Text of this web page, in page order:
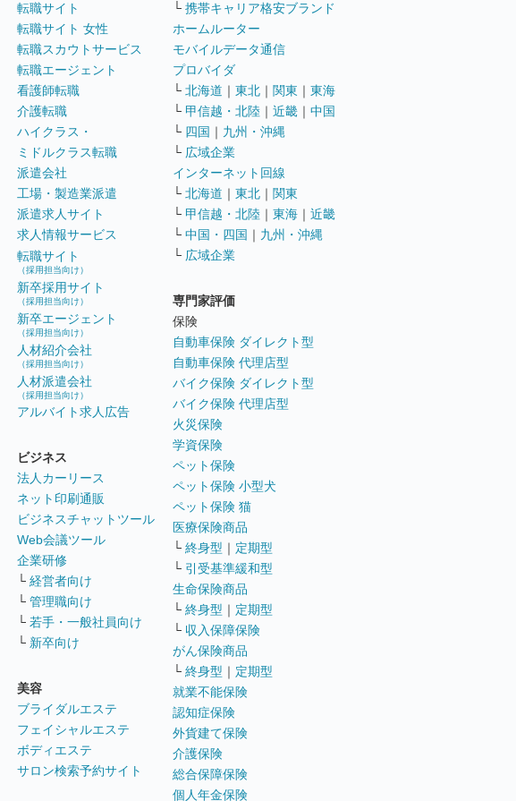
転職サイト
転職サイト 女性
転職スカウトサービス
転職エージェント
看護師転職
介護転職
ハイクラス・
ミドルクラス転職
派遣会社
工場・製造業派遣
派遣求人サイト
求人情報サービス
転職サイト
（採用担当向け）
新卒採用サイト
（採用担当向け）
新卒エージェント
（採用担当向け）
人材紹介会社
（採用担当向け）
人材派遣会社
（採用担当向け）
アルバイト求人広告
ビジネス
法人カーリース
ネット印刷通販
ビジネスチャットツール
Web会議ツール
企業研修
└ 経営者向け
└ 管理職向け
└ 若手・一般社員向け
└ 新卒向け
美容
ブライダルエステ
フェイシャルエステ
ボディエステ
サロン検索予約サイト
└ 携帯キャリア格安ブランド
ホームルーター
モバイルデータ通信
プロバイダ
└ 北海道 ｜ 東北 ｜ 関東 ｜ 東海
└ 甲信越・北陸 ｜ 近畿 ｜ 中国
└ 四国 ｜ 九州・沖縄
└ 広域企業
インターネット回線
└ 北海道 ｜ 東北 ｜ 関東
└ 甲信越・北陸 ｜ 東海 ｜ 近畿
└ 中国・四国 ｜ 九州・沖縄
└ 広域企業
専門家評価
保険
自動車保険 ダイレクト型
自動車保険 代理店型
バイク保険 ダイレクト型
バイク保険 代理店型
火災保険
学資保険
ペット保険
ペット保険 小型犬
ペット保険 猫
医療保険商品
└ 終身型 ｜ 定期型
└ 引受基準緩和型
生命保険商品
└ 終身型 ｜ 定期型
└ 収入保障保険
がん保険商品
└ 終身型 ｜ 定期型
就業不能保険
認知症保険
外貨建て保険
介護保険
総合保障保険
個人年金保険